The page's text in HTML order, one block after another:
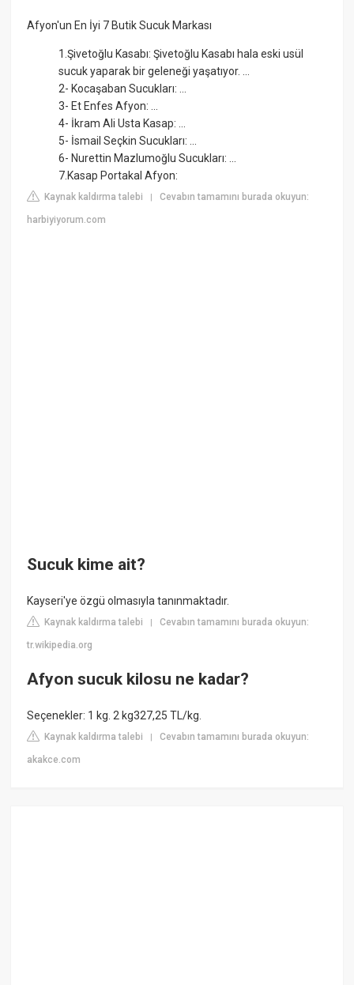
Afyon'un En İyi 7 Butik Sucuk Markası
1.Şivetoğlu Kasabı: Şivetoğlu Kasabı hala eski usül
sucuk yaparak bir geleneği yaşatıyor. ...
2- Kocaşaban Sucukları: ...
3- Et Enfes Afyon: ...
4- İkram Ali Usta Kasap: ...
5- İsmail Seçkin Sucukları: ...
6- Nurettin Mazlumoğlu Sucukları: ...
7.Kasap Portakal Afyon:
Kaynak kaldırma talebi |Cevabın tamamını burada okuyun:
harbiyiyorum.com
Sucuk kime ait?
Kayseri'ye özgü olmasıyla tanınmaktadır.
Kaynak kaldırma talebi |Cevabın tamamını burada okuyun:
tr.wikipedia.org
Afyon sucuk kilosu ne kadar?
Seçenekler: 1 kg. 2 kg327,25 TL/kg.
Kaynak kaldırma talebi |Cevabın tamamını burada okuyun:
akakce.com